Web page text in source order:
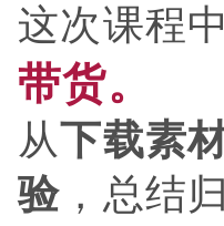
这次课程
带货。
从下载素
验 ，总结